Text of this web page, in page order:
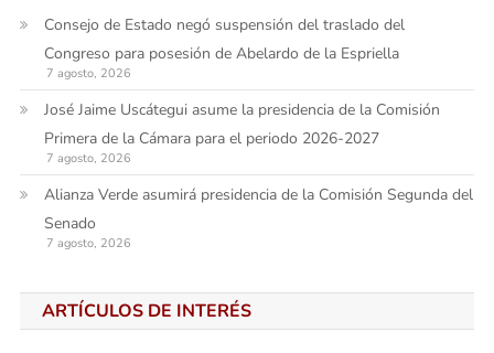
Consejo de Estado negó suspensión del traslado del
Congreso para posesión de Abelardo de la Espriella
7 agosto, 2026
José Jaime Uscátegui asume la presidencia de la Comisión
Primera de la Cámara para el periodo 2026-2027
7 agosto, 2026
Alianza Verde asumirá presidencia de la Comisión Segunda del
Senado
7 agosto, 2026
ARTÍCULOS DE INTERÉS